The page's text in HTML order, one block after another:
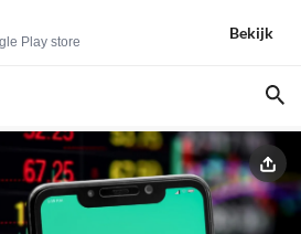
Play store
Bekijk